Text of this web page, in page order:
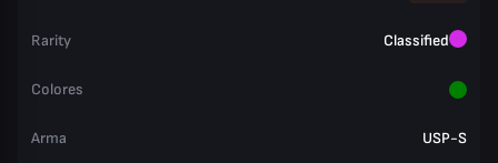
Rarity Classified
Colores
Arma USP-S